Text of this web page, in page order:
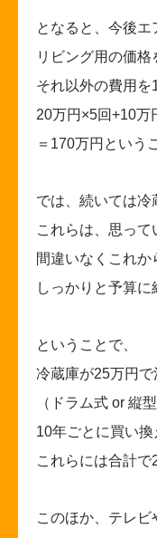
となると、今後エ
リビング用の価格
それ以外の費用を
20万円×5回+10万
＝170万円という
では、続いては冷
これらは、思って
間違いなくこれか
しっかりと予算に
ということで、
冷蔵庫が25万円で
（ドラム式 or 縦
10年ごとに買い換
これらには合計で
このほか、テレビ